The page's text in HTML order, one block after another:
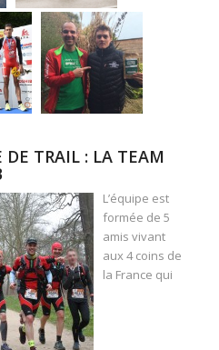
DE TRAIL : LA TEAM
L’équipe est
formée de 5
amis vivant
aux 4 coins de
la France qui